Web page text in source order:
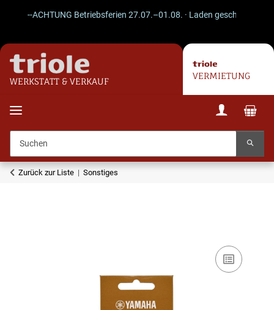
--ACHTUNG Betriebsferien 27.07.–01.08. · Laden geschlossen ·
WERKSTATT & VERKAUF
VERMIETUNG
Zurück zur Liste Sonstiges